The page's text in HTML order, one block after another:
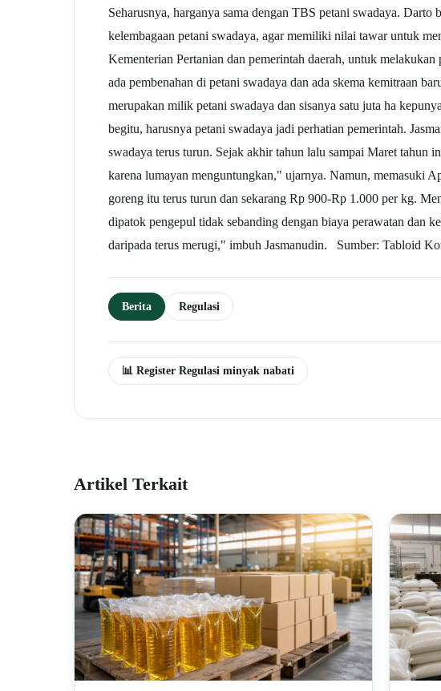
Seharusnya, harganya sama dengan TBS petani swadaya.
kelembagaan petani swadaya, agar memiliki nilai tawar untuk
Kementerian Pertanian dan pemerintah daerah, untuk
ada pembenahan di petani swadaya dan ada skema kemitraan
merupakan milik petani swadaya dan sisanya satu juta ha
begitu, harusnya petani swadaya jadi perhatian pemerintah.
swadaya terus turun. Sejak akhir tahun lalu sampai Maret
karena lumayan menguntungkan," ujarnya. Namun, memasuki
goreng itu terus turun dan sekarang Rp 900-Rp 1.000 per kg.
dipatok pengepul tidak sebanding dengan biaya perawatan dan
daripada terus merugi," imbuh Jasmanudin. Sumber: Tabloid
Berita Regulasi
📊 Register Regulasi minyak nabati
Artikel Terkait